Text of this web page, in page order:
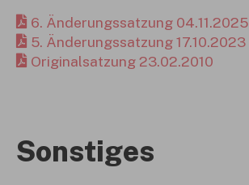
6. Änderungssatzung 04.11.2025
5. Änderungssatzung 17.10.2023
Originalsatzung 23.02.2010
Sonstiges